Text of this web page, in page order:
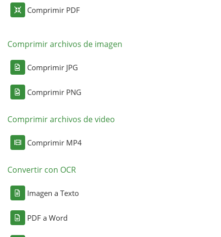
Comprimir PDF
Comprimir archivos de imagen
Comprimir JPG
Comprimir PNG
Comprimir archivos de video
Comprimir MP4
Convertir con OCR
Imagen a Texto
PDF a Word